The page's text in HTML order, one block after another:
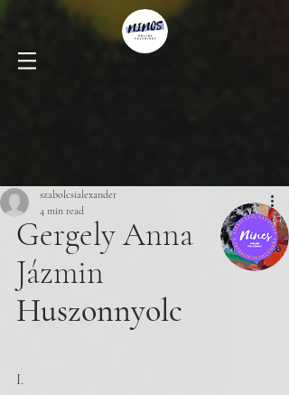
szabolcsialexander
4 min read
Gergely Anna
Jázmin
Huszonnyolc
I.